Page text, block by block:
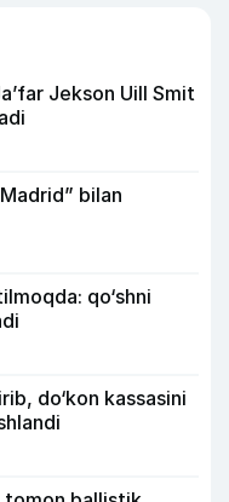
Jekson Uill Smit
bilan
qo‘shni
do‘kon kassasini